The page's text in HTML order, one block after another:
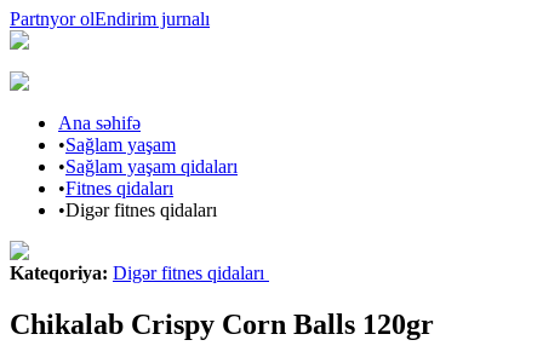
Partnyor olEndirim jurnalı
Ana səhifə
•Sağlam yaşam
•Sağlam yaşam qidaları
•Fitnes qidaları
•Digər fitnes qidaları
Kateqoriya: Digər fitnes qidaları
Chikalab Crispy Corn Balls 120gr